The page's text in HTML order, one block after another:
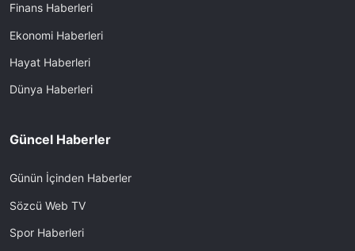
Finans Haberleri
Ekonomi Haberleri
Hayat Haberleri
Dünya Haberleri
Güncel Haberler
Günün İçinden Haberler
Sözcü Web TV
Spor Haberleri